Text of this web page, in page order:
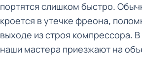
портятся слишком быстро.
кроется в утечке фреона,
выходе из строя компрессора.
наши мастера приезжают на